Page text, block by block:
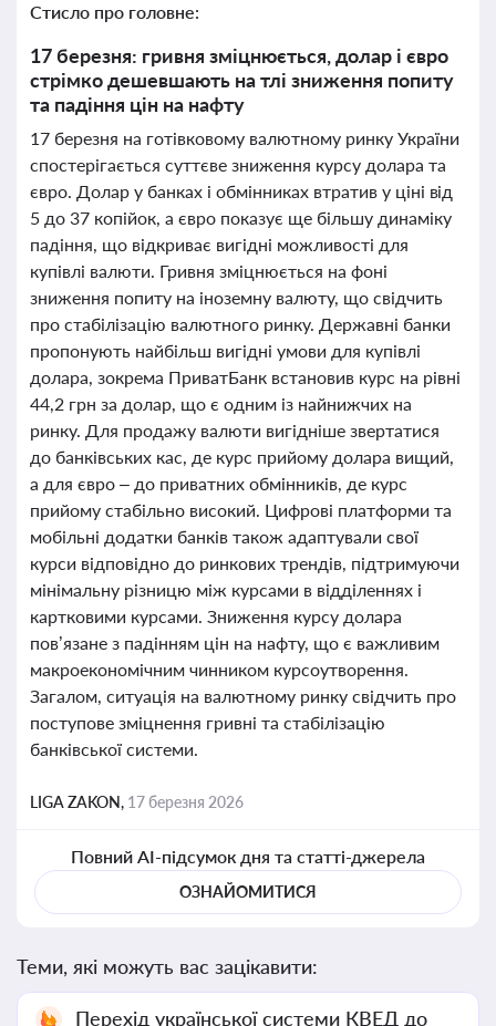
Стисло про головне:
17 березня: гривня зміцнюється, долар і євро
стрімко дешевшають на тлі зниження попиту
та падіння цін на нафту
17 березня на готівковому валютному ринку України
спостерігається суттєве зниження курсу долара та
євро. Долар у банках і обмінниках втратив у ціні від
5 до 37 копійок, а євро показує ще більшу динаміку
падіння, що відкриває вигідні можливості для
купівлі валюти. Гривня зміцнюється на фоні
зниження попиту на іноземну валюту, що свідчить
про стабілізацію валютного ринку. Державні банки
пропонують найбільш вигідні умови для купівлі
долара, зокрема ПриватБанк встановив курс на рівні
44,2 грн за долар, що є одним із найнижчих на
ринку. Для продажу валюти вигідніше звертатися
до банківських кас, де курс прийому долара вищий,
а для євро – до приватних обмінників, де курс
прийому стабільно високий. Цифрові платформи та
мобільні додатки банків також адаптували свої
курси відповідно до ринкових трендів, підтримуючи
мінімальну різницю між курсами в відділеннях і
картковими курсами. Зниження курсу долара
пов’язане з падінням цін на нафту, що є важливим
макроекономічним чинником курсоутворення.
Загалом, ситуація на валютному ринку свідчить про
поступове зміцнення гривні та стабілізацію
банківської системи.
LIGA ZAKON, 17 березня 2026
Повний AI-підсумок дня та статті-джерела
ОЗНАЙОМИТИСЯ
Теми, які можуть вас зацікавити:
Перехід української системи КВЕД до